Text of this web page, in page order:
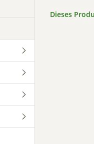
Dieses